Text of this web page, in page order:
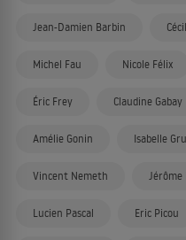
Jean-Damien Barbin
Michel Fau Nicole Félix
Éric Frey Claudine Gabay
Amélie Gonin Isabelle
Vincent Nemeth Jérôme
Lucien Pascal Eric Picou